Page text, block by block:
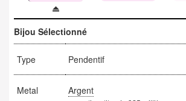
Bijou Sélectionné
Type Pendentif
Metal Argent